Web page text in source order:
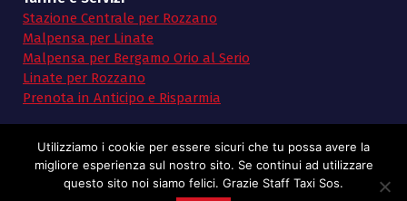
Stazione Centrale per Rozzano
Malpensa per Linate
Malpensa per Bergamo Orio al Serio
Linate per Rozzano
Prenota in Anticipo e Risparmia
Utilizziamo i cookie per essere sicuri che tu possa avere la
migliore esperienza sul nostro sito. Se continui ad utilizzare
questo sito noi siamo felici. Grazie Staff Taxi Sos.